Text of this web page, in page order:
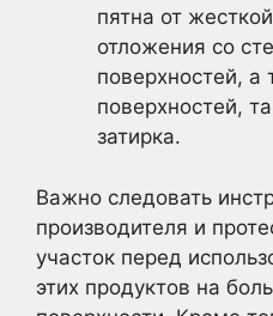
пятна от
отложения со
поверхностей, а
поверхностей,
затирка.
Важно следовать
производителя и
участок перед
этих продуктов на